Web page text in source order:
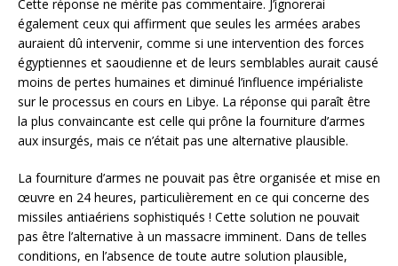
Cette réponse ne mérite pas commentaire. J’ignorerai
également ceux qui affirment que seules les armées arabes
auraient dû intervenir, comme si une intervention des forces
égyptiennes et saoudienne et de leurs semblables aurait causé
moins de pertes humaines et diminué l’influence impérialiste
sur le processus en cours en Libye. La réponse qui paraît être
la plus convaincante est celle qui prône la fourniture d’armes
aux insurgés, mais ce n’était pas une alternative plausible.
La fourniture d’armes ne pouvait pas être organisée et mise en
œuvre en 24 heures, particulièrement en ce qui concerne des
missiles antiaériens sophistiqués ! Cette solution ne pouvait
pas être l’alternative à un massacre imminent. Dans de telles
conditions, en l’absence de toute autre solution plausible,